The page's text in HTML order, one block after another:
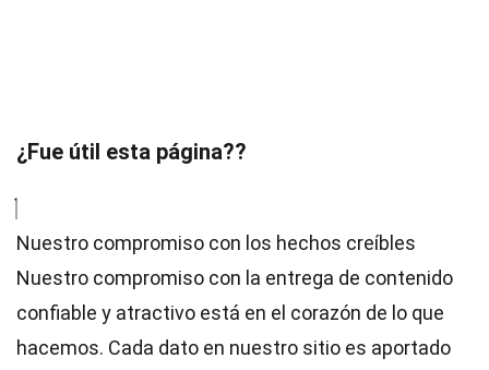
¿Fue útil esta página??
Nuestro compromiso con los hechos creíbles
Nuestro compromiso con la entrega de contenido
confiable y atractivo está en el corazón de lo que
hacemos. Cada dato en nuestro sitio es aportado